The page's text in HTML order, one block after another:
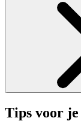
Tips voor